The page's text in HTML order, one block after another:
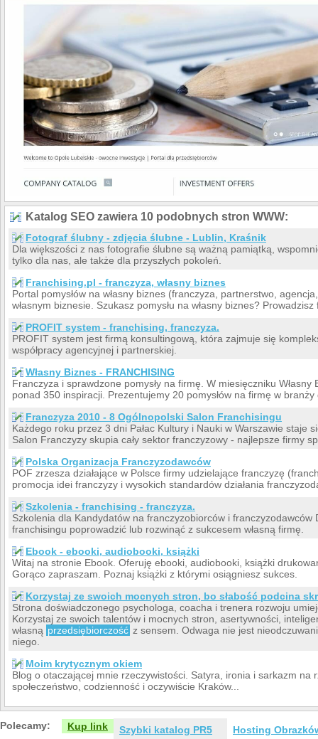
Katalog SEO zawiera 10 podobnych stron WWW:
Fotograf ślubny - zdjęcia ślubne - Lublin, Kraśnik
Dla większości z nas fotografie ślubne są ważną pamiątką,
tylko dla nas, ale także dla przyszłych pokoleń.
Franchising.pl - franczyza, własny biznes
Portal pomysłów na własny biznes (franczyza, partnerstwo,
własnym biznesie. Szukasz pomysłu na własny biznes?
PROFIT system - franchising, franczyza.
PROFIT system jest firmą konsultingową, która zajmuje się
współpracy agencyjnej i partnerskiej.
Własny Biznes - FRANCHISING
Franczyza i sprawdzone pomysły na firmę. W miesięczniku
ponad 350 inspiracji. Prezentujemy 20 pomysłów na firmę w
Franczyza 2010 - 8 Ogólnopolski Salon Franchisingu
Każdego roku przez 3 dni Pałac Kultury i Nauki w Warszawie staje
Salon Franczyzy skupia cały sektor franczyzowy - najlepsze firmy
Polska Organizacja Franczyzodawców
POF zrzesza działające w Polsce firmy udzielające franczyzę
promocja idei franczyzy i wysokich standardów działania
Szkolenia - franchising - franczyza.
Szkolenia dla Kandydatów na franczyzobiorców i franczyzodawców
franchisingu poprowadzić lub rozwinąć z sukcesem własną firmę.
Ebook - ebooki, audiobooki, książki
Witaj na stronie Ebook. Oferuję ebooki, audiobooki, książki
Gorąco zapraszam. Poznaj książki z którymi osiągniesz sukces.
Korzystaj ze swoich mocnych stron, bo słabość podcina
Strona doświadczonego psychologa, coacha i trenera rozwoju
Korzystaj ze swoich talentów i mocnych stron, asertywności,
własną przedsiębiorczość z sensem. Odwaga nie jest
niego.
Moim krytycznym okiem
Blog o otaczającej mnie rzeczywistości. Satyra, ironia i sarkazm na
społeczeństwo, codzienność i oczywiście Kraków...
Polecamy: Kup link
Szybki katalog PR5
Hosting